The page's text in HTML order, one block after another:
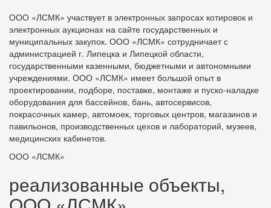
ООО «ЛСМК» участвует в электронных запросах котировок и
электронных аукционах на сайте государственных и
муниципальных закупок. ООО «ЛСМК» сотрудничает с
администрацией г. Липецка и Липецкой области,
государственными казенными, бюджетными и автономными
учреждениями. ООО «ЛСМК» имеет большой опыт в
проектировании, подборе, поставке, монтаже и пуско-наладке
оборудования для бассейнов, бань, автосервисов,
покрасочных камер, автомоек, торговых центров, магазинов и
павильонов, производственных цехов и лабораторий, музеев,
медицинских кабинетов.
ООО «ЛСМК»
реализованные объекты,